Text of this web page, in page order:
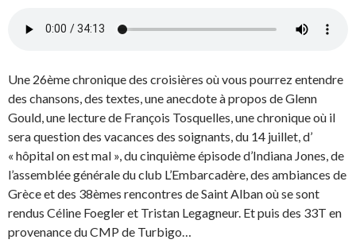
Une 26ème chronique des croisières où vous pourrez entendre
des chansons, des textes, une anecdote à propos de Glenn
Gould, une lecture de François Tosquelles, une chronique où il
sera question des vacances des soignants, du 14 juillet, d’
« hôpital on est mal », du cinquième épisode d’Indiana Jones, de
l’assemblée générale du club L’Embarcadère, des ambiances de
Grèce et des 38èmes rencontres de Saint Alban où se sont
rendus Céline Foegler et Tristan Legagneur. Et puis des 33T en
provenance du CMP de Turbigo…